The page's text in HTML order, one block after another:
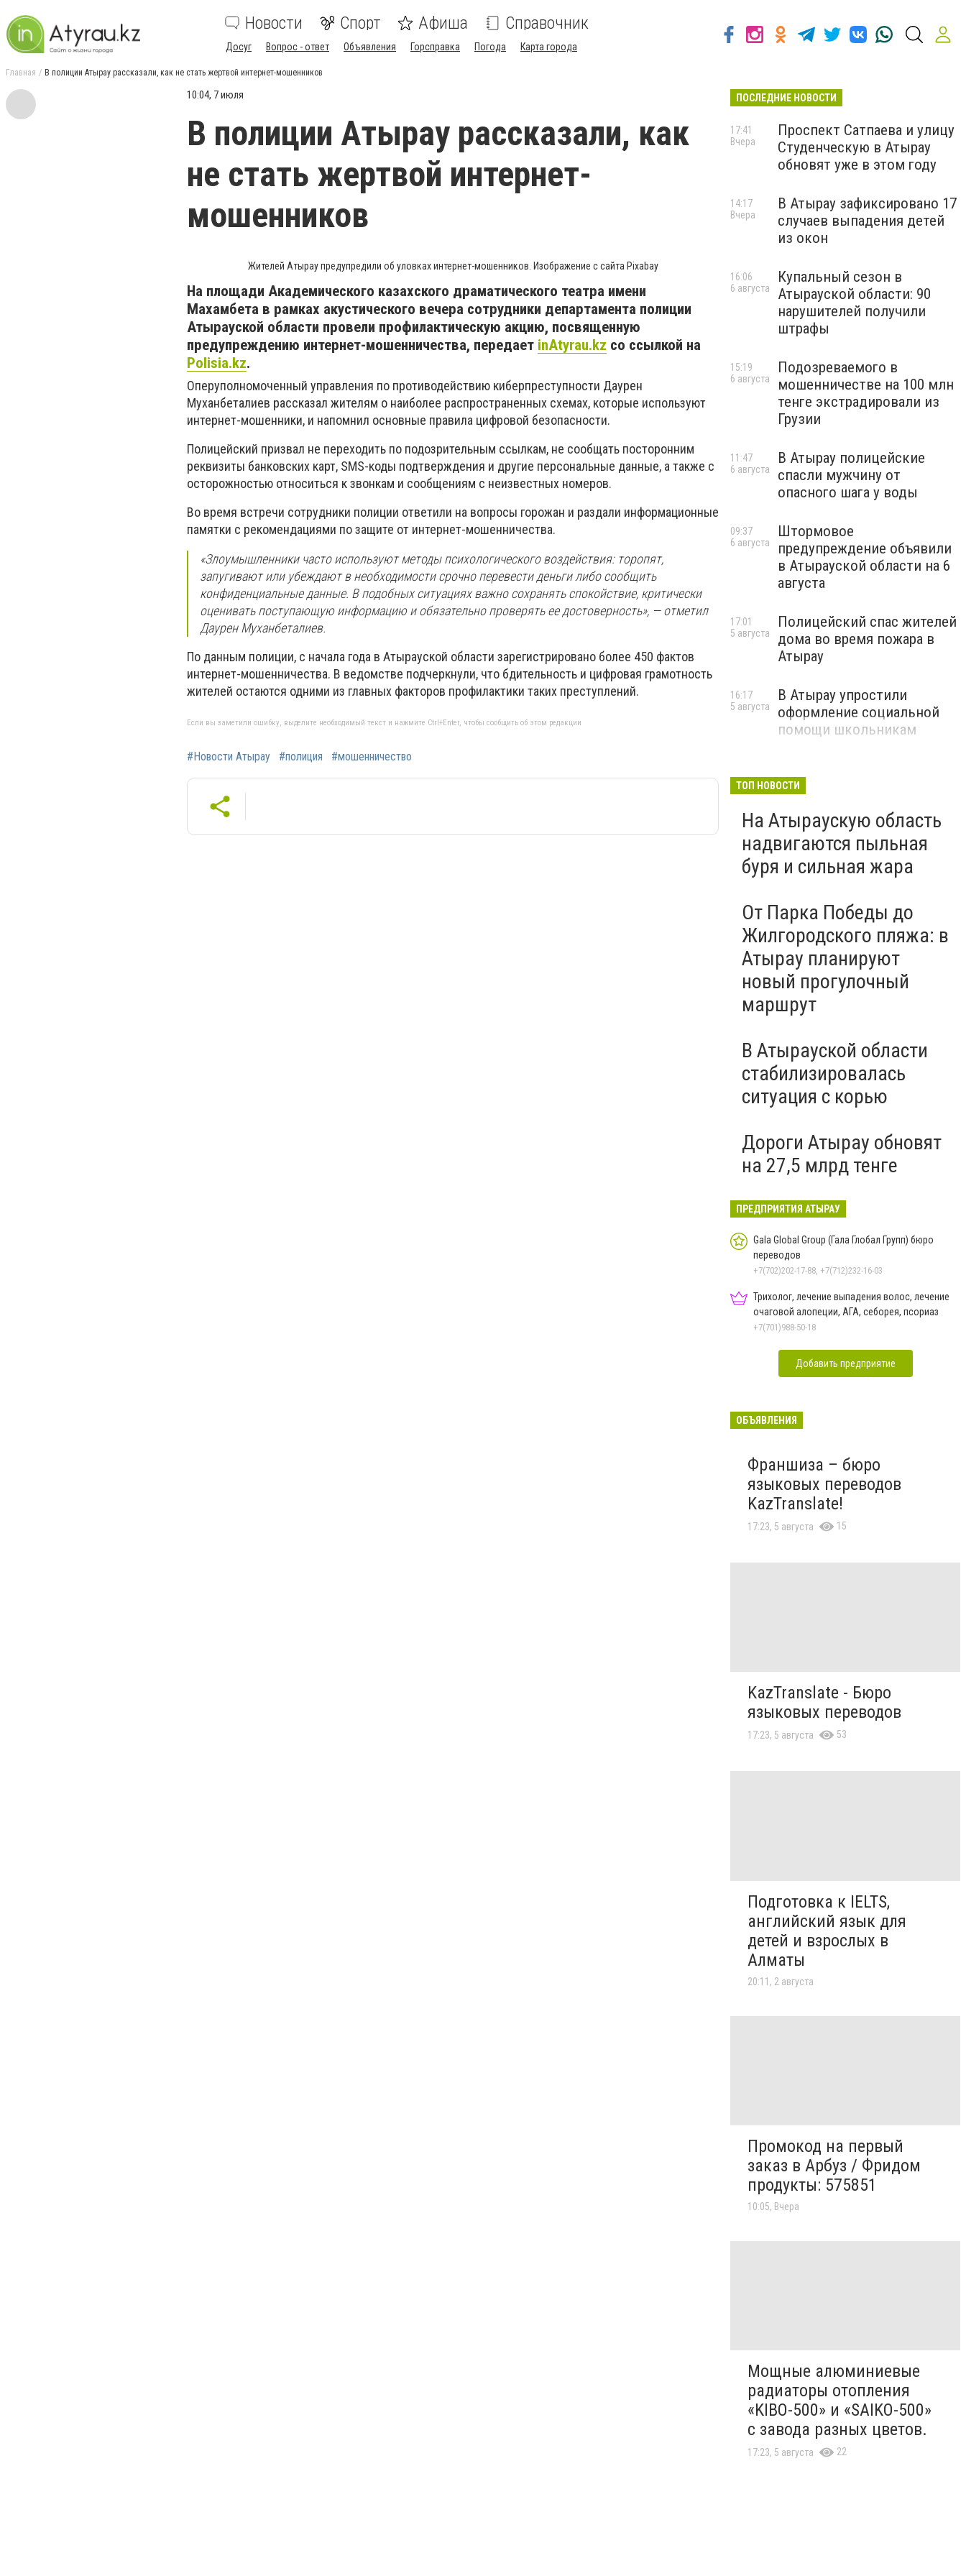
Новости Спорт Афиша Справочник
Досуг Вопрос - ответ Объявления Горсправка Погода Карта города
Главная В полиции Атырау рассказали, как не стать жертвой интернет-мошенников
10:04, 7 июля
В полиции Атырау рассказали, как
не стать жертвой интернет-
мошенников
Жителей Атырау предупредили об уловках интернет-мошенников. Изображение с сайта Pixabay
На площади Академического казахского драматического театра имени
Махамбета в рамках акустического вечера сотрудники департамента полиции
Атырауской области провели профилактическую акцию, посвященную
предупреждению интернет-мошенничества, передает inAtyrau.kz со ссылкой на
Polisia.kz.
Оперуполномоченный управления по противодействию киберпреступности Даурен
Муханбеталиев рассказал жителям о наиболее распространенных схемах, которые используют
интернет-мошенники, и напомнил основные правила цифровой безопасности.
Полицейский призвал не переходить по подозрительным ссылкам, не сообщать посторонним
реквизиты банковских карт, SMS-коды подтверждения и другие персональные данные, а также с
осторожностью относиться к звонкам и сообщениям с неизвестных номеров.
Во время встречи сотрудники полиции ответили на вопросы горожан и раздали информационные
памятки с рекомендациями по защите от интернет-мошенничества.
«Злоумышленники часто используют методы психологического воздействия: торопят,
запугивают или убеждают в необходимости срочно перевести деньги либо сообщить
конфиденциальные данные. В подобных ситуациях важно сохранять спокойствие, критически
оценивать поступающую информацию и обязательно проверять ее достоверность», — отметил
Даурен Муханбеталиев.
По данным полиции, с начала года в Атырауской области зарегистрировано более 450 фактов
интернет-мошенничества. В ведомстве подчеркнули, что бдительность и цифровая грамотность
жителей остаются одними из главных факторов профилактики таких преступлений.
Если вы заметили ошибку, выделите необходимый текст и нажмите Ctrl+Enter, чтобы сообщить об этом редакции
#Новости Атырау #полиция #мошенничество
ПОСЛЕДНИЕ НОВОСТИ
Проспект Сатпаева и улицу
Студенческую в Атырау
обновят уже в этом году
17:41
Вчера
В Атырау зафиксировано 17
случаев выпадения детей
из окон
14:17
Вчера
Купальный сезон в
Атырауской области: 90
нарушителей получили
штрафы
16:06
6 августа
Подозреваемого в
мошенничестве на 100 млн
тенге экстрадировали из
Грузии
15:19
6 августа
В Атырау полицейские
спасли мужчину от
опасного шага у воды
11:47
6 августа
Штормовое
предупреждение объявили
в Атырауской области на 6
августа
09:37
6 августа
Полицейский спас жителей
дома во время пожара в
Атырау
17:01
5 августа
В Атырау упростили
оформление социальной
помощи школьникам
16:17
5 августа
ТОП НОВОСТИ
На Атыраускую область
надвигаются пыльная
буря и сильная жара
От Парка Победы до
Жилгородского пляжа: в
Атырау планируют
новый прогулочный
маршрут
В Атырауской области
стабилизировалась
ситуация с корью
Дороги Атырау обновят
на 27,5 млрд тенге
ПРЕДПРИЯТИЯ АТЫРАУ
Gala Global Group (Гала Глобал Групп) бюро
переводов
+7(702)202-17-88, +7(712)232-16-03
Трихолог, лечение выпадения волос, лечение
очаговой алопеции, АГА, себорея, псориаз
+7(701)988-50-18
Добавить предприятие
ОБЪЯВЛЕНИЯ
Франшиза – бюро
языковых переводов
KazTranslate!
17:23, 5 августа 15
KazTranslate - Бюро
языковых переводов
17:23, 5 августа 53
Подготовка к IELTS,
английский язык для
детей и взрослых в
Алматы
20:11, 2 августа
Промокод на первый
заказ в Арбуз / Фридом
продукты: 575851
10:05, Вчера
Мощные алюминиевые
радиаторы отопления
«KIBO-500» и «SAIKO-500»
с завода разных цветов.
17:23, 5 августа 22